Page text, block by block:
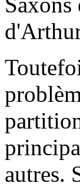
autres.